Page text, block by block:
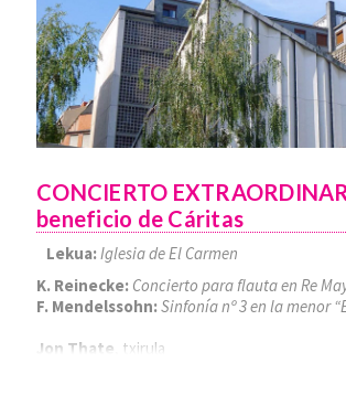
CONCIERTO
beneficio de Cáritas
Lekua:Iglesia de El Carmen
K. Reinecke: Concierto para flauta en Re
F. Mendelssohn:Sinfonía nº 3 en la menor
Jon Thate , txirula